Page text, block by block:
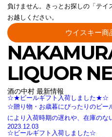
負けません。きっとお探しの「テ
お越しください。
ウイスキー商
LIQUOR
酒の中村 最新情報
☆★ビールギフト入荷しました★☆
☆贈り物・お歳暮にぴったりのビ
により入荷時期の遅れや、在庫のな
2023.12.03
☆ビールギフト入荷しました☆